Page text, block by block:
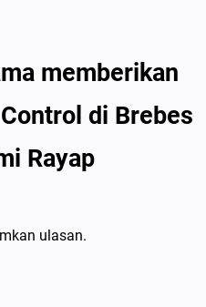
memberikan
di Brebes
Rayap
ulasan.